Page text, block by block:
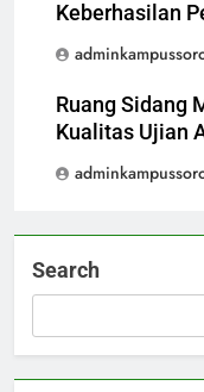
Keberhasilan
Ruang Sidang
Kualitas Ujian
Search